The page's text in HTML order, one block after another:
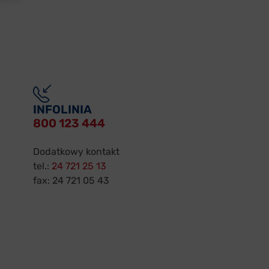
INFOLINIA
800 123 444
Dodatkowy kontakt
tel.: 24 721 25 13
fax: 24 721 05 43